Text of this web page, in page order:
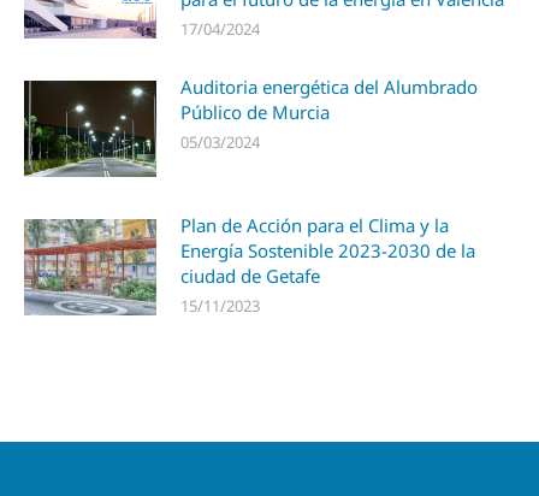
17/04/2024
Auditoria energética del Alumbrado
Público de Murcia
05/03/2024
Plan de Acción para el Clima y la
Energía Sostenible 2023-2030 de la
ciudad de Getafe
15/11/2023